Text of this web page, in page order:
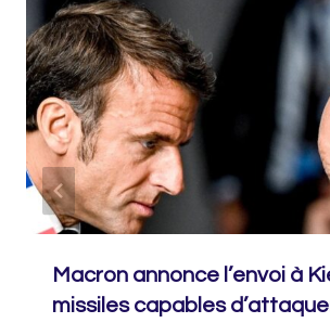
Macron annonce l’envoi à
missiles capables